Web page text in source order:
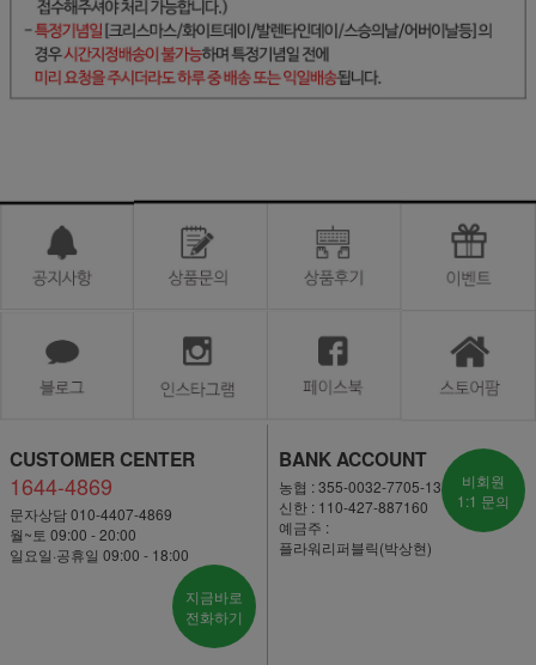
CUSTOMER CENTER
1644-4869
문자상담 010-4407-4869
월~토 09:00 - 20:00
일요일·공휴일 09:00 - 18:00
지금바로
전화하기
BANK ACCOUNT
농협 : 355-0032-7705-13
신한 : 110-427-887160
예금주 :
플라워리퍼블릭(박상현)
비회원
1:1 문의